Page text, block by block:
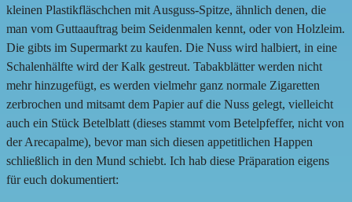
kleinen Plastikfläschchen mit Ausguss-Spitze, ähnlich denen, die
man vom Guttaauftrag beim Seidenmalen kennt, oder von Holzleim.
Die gibts im Supermarkt zu kaufen. Die Nuss wird halbiert, in eine
Schalenhälfte wird der Kalk gestreut. Tabakblätter werden nicht
mehr hinzugefügt, es werden vielmehr ganz normale Zigaretten
zerbrochen und mitsamt dem Papier auf die Nuss gelegt, vielleicht
auch ein Stück Betelblatt (dieses stammt vom Betelpfeffer, nicht von
der Arecapalme), bevor man sich diesen appetitlichen Happen
schließlich in den Mund schiebt. Ich hab diese Präparation eigens
für euch dokumentiert: